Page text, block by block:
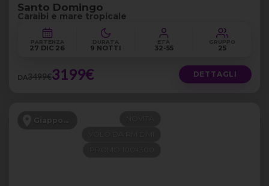
Santo Domingo
Caraibi e mare tropicale
PARTENZA
27 DIC 26
DURATA
9 NOTTI
ETÀ
32-55
GRUPPO
25
DA3499€3199€ DETTAGLI
Giappone